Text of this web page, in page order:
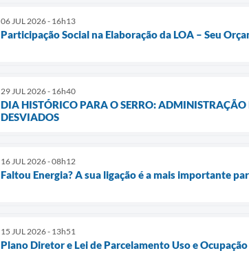
06 JUL 2026 - 16h13
Participação Social na Elaboração da LOA – Seu
29 JUL 2026 - 16h40
DIA HISTÓRICO PARA O SERRO:
DESVIADOS
16 JUL 2026 - 08h12
Faltou Energia? A sua ligação é a mais importante
15 JUL 2026 - 13h51
Plano Diretor e Lei de Parcelamento Uso e